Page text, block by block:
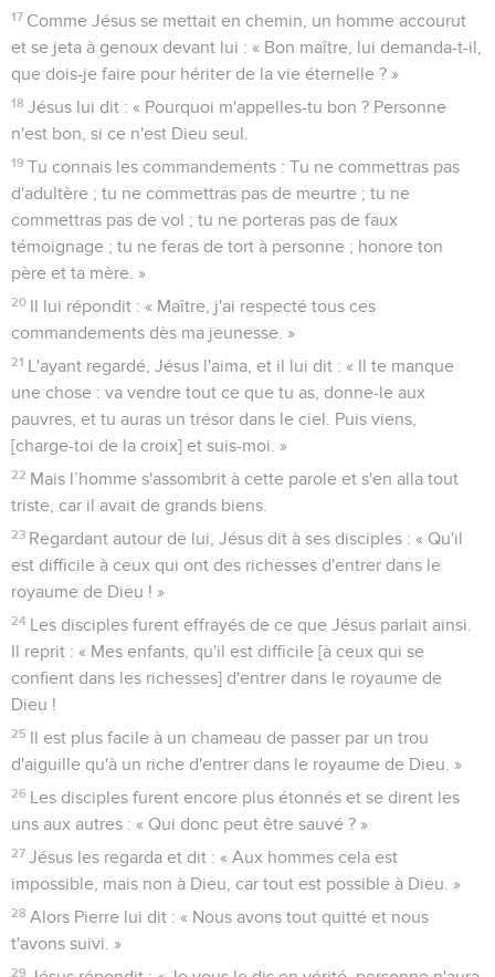
17 Comme Jésus se mettait en chemin, un homme accourut
et se jeta à genoux devant lui : « Bon maître, lui demanda-t-il,
que dois-je faire pour hériter de la vie éternelle ? »
18 Jésus lui dit : « Pourquoi m'appelles-tu bon ? Personne
n'est bon, si ce n'est Dieu seul.
19 Tu connais les commandements : Tu ne commettras pas
d'adultère ; tu ne commettras pas de meurtre ; tu ne
commettras pas de vol ; tu ne porteras pas de faux
témoignage ; tu ne feras de tort à personne ; honore ton
père et ta mère. »
20 Il lui répondit : « Maître, j'ai respecté tous ces
commandements dès ma jeunesse. »
21 L'ayant regardé, Jésus l'aima, et il lui dit : « Il te manque
une chose : va vendre tout ce que tu as, donne-le aux
pauvres, et tu auras un trésor dans le ciel. Puis viens,
[charge-toi de la croix] et suis-moi. »
22 Mais l’homme s'assombrit à cette parole et s'en alla tout
triste, car il avait de grands biens.
23 Regardant autour de lui, Jésus dit à ses disciples : « Qu'il
est difficile à ceux qui ont des richesses d'entrer dans le
royaume de Dieu ! »
24 Les disciples furent effrayés de ce que Jésus parlait ainsi.
Il reprit : « Mes enfants, qu'il est difficile [à ceux qui se
confient dans les richesses] d'entrer dans le royaume de
Dieu !
25 Il est plus facile à un chameau de passer par un trou
d'aiguille qu'à un riche d'entrer dans le royaume de Dieu. »
26 Les disciples furent encore plus étonnés et se dirent les
uns aux autres : « Qui donc peut être sauvé ? »
27 Jésus les regarda et dit : « Aux hommes cela est
impossible, mais non à Dieu, car tout est possible à Dieu. »
28 Alors Pierre lui dit : « Nous avons tout quitté et nous
t'avons suivi. »
29